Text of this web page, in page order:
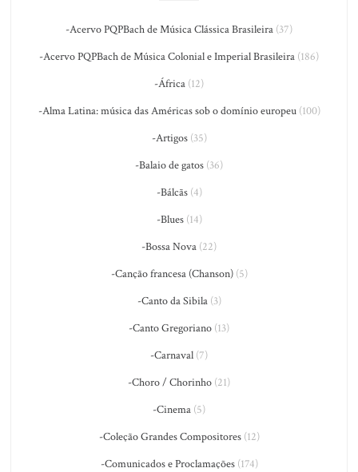
-Acervo PQPBach de Música Clássica Brasileira (37)
-Acervo PQPBach de Música Colonial e Imperial Brasileira (186)
-África (12)
-Alma Latina: música das Américas sob o domínio europeu(100)
-Artigos(35)
-Balaio de gatos (36)
-Bálcãs(4)
-Blues(14)
-Bossa Nova (22)
-Canção francesa (Chanson)(5)
-Canto da Sibila(3)
-Canto Gregoriano (13)
-Carnaval (7)
-Choro / Chorinho (21)
-Cinema (5)
-Coleção Grandes Compositores(12)
-Comunicados e Proclamações(174)